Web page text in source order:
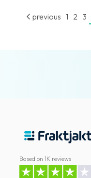
us
and
content
previous 1 2 3
Based on 1K reviews